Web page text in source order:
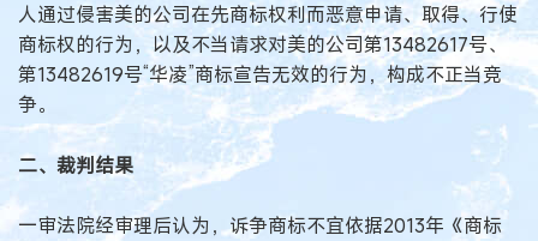
人通过侵害美的公司在先商标权利而恶意申请、取得、行使
商标权的行为，以及不当请求对美的公司第13482617号、
第13482619号“华凌”商标宣告无效的行为，构成不正当竞
争。
二、裁判结果
一审法院经审理后认为，诉争商标不宜依据2013年《商标